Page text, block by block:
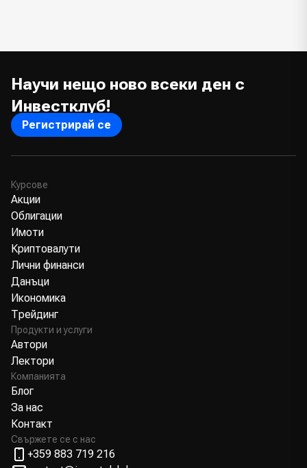
Научи нещо ново всеки ден с
Инвестклуб!
Регистрирай се
Курсове
Акции
Облигации
Имоти
Криптовалути
Лични финанси
Данъци
Икономика
Трейдинг
Продукти и услуги
Автори
Лектори
Компанията
Блог
За нас
Контакт
Свържете се с нас
+359 883 719 216